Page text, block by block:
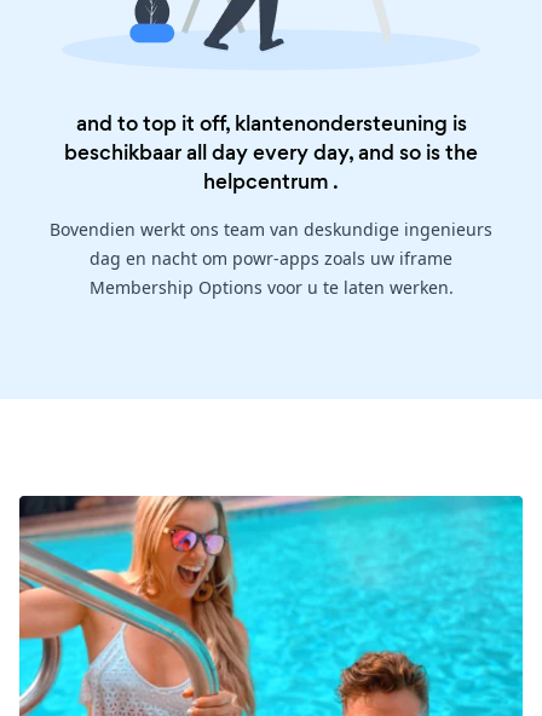
and to top it off, klantenondersteuning is
beschikbaar all day every day, and so is the
helpcentrum .
Bovendien werkt ons team van deskundige ingenieurs
dag en nacht om powr-apps zoals uw iframe
Membership Options voor u te laten werken.